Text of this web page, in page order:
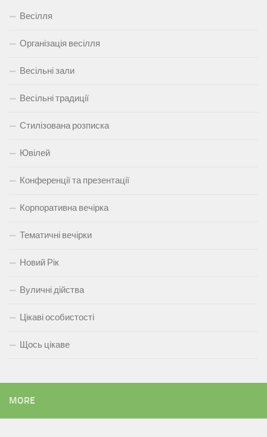
Весілля
Організація весілля
Весільні зали
Весільні традиції
Стилізована розписка
Ювілей
Конференції та презентації
Корпоративна вечірка
Тематичні вечірки
Новий Рік
Вуличні дійства
Цікаві особистості
Щось цікаве
MORE